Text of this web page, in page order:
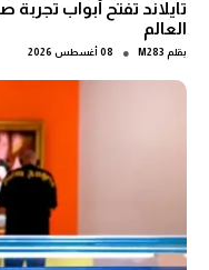
تايلاند تفتح أبواب
العالم
بقلم M283
● 08 أغسطس 2026